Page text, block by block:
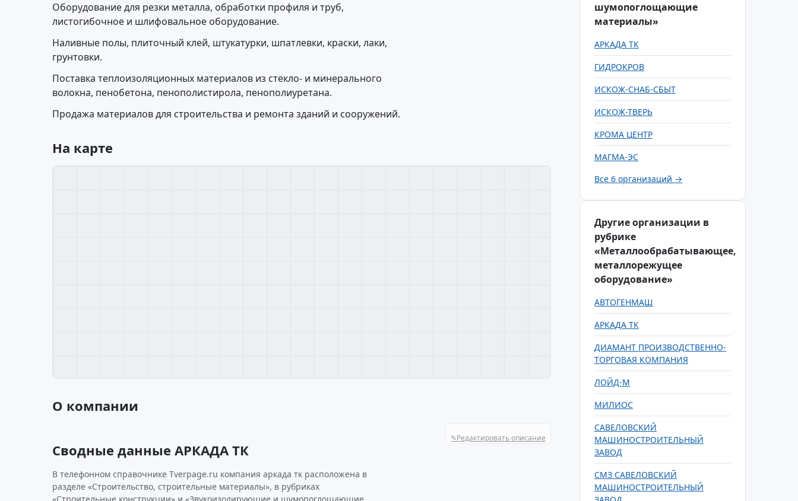
Оборудование для резки металла, обработки профиля и труб,
листогибочное и шлифовальное оборудование.
Наливные полы, плиточный клей, штукатурки, шпатлевки, краски, лаки,
грунтовки.
Поставка теплоизоляционных материалов из стекло- и минерального
волокна, пенобетона, пенополистирола, пенополиуретана.
Продажа материалов для строительства и ремонта зданий и сооружений.
На карте
О компании
✎Редактировать описание
Сводные данные АРКАДА ТК
В телефонном справочнике Tverpage.ru компания аркада тк расположена в
разделе «Строительство, строительные материалы», в рубриках
шумопоглощающие
материалы»
АРКАДА ТК
ГИДРОКРОВ
ИСКОЖ-СНАБ-СБЫТ
ИСКОЖ-ТВЕРЬ
КРОМА ЦЕНТР
МАГМА-ЭС
Все 6 организаций →
Другие организации в
рубрике
«Металлообрабатывающее,
металлорежущее
оборудование»
АВТОГЕНМАШ
АРКАДА ТК
ДИАМАНТ ПРОИЗВОДСТВЕННО-
ТОРГОВАЯ КОМПАНИЯ
ЛОЙД-М
МИЛИОС
САВЕЛОВСКИЙ
МАШИНОСТРОИТЕЛЬНЫЙ
ЗАВОД
СМЗ САВЕЛОВСКИЙ
МАШИНОСТРОИТЕЛЬНЫЙ